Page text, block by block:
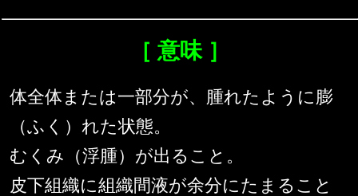
［ 意味 ］
体全体または一部分が、腫れたように膨
（ふく）れた状態。
むくみ（浮腫）が出ること。
皮下組織に組織間液が余分にたまること